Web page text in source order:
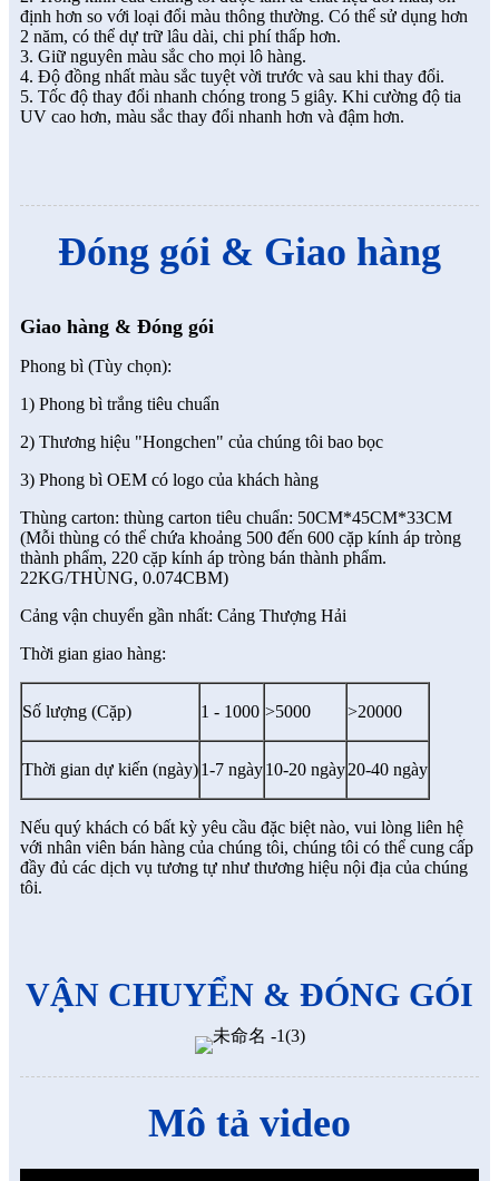
định hơn so với loại đổi màu thông thường. Có thể sử dụng hơn
2 năm, có thể dự trữ lâu dài, chi phí thấp hơn.
3. Giữ nguyên màu sắc cho mọi lô hàng.
4. Độ đồng nhất màu sắc tuyệt vời trước và sau khi thay đổi.
5. Tốc độ thay đổi nhanh chóng trong 5 giây. Khi cường độ tia
UV cao hơn, màu sắc thay đổi nhanh hơn và đậm hơn.
Đóng gói & Giao hàng
Giao hàng & Đóng gói
Phong bì (Tùy chọn):
1) Phong bì trắng tiêu chuẩn
2) Thương hiệu "Hongchen" của chúng tôi bao bọc
3) Phong bì OEM có logo của khách hàng
Thùng carton: thùng carton tiêu chuẩn: 50CM*45CM*33CM
(Mỗi thùng có thể chứa khoảng 500 đến 600 cặp kính áp tròng
thành phẩm, 220 cặp kính áp tròng bán thành phẩm.
22KG/THÙNG, 0.074CBM)
Cảng vận chuyển gần nhất: Cảng Thượng Hải
Thời gian giao hàng:
Số lượng (Cặp) 1 - 1000 >5000 >20000
Thời gian dự kiến ​​(ngày)1-7 ngày10-20 ngày20-40 ngày
Nếu quý khách có bất kỳ yêu cầu đặc biệt nào, vui lòng liên hệ
với nhân viên bán hàng của chúng tôi, chúng tôi có thể cung cấp
đầy đủ các dịch vụ tương tự như thương hiệu nội địa của chúng
tôi.
VẬN CHUYỂN & ĐÓNG GÓI
Mô tả video